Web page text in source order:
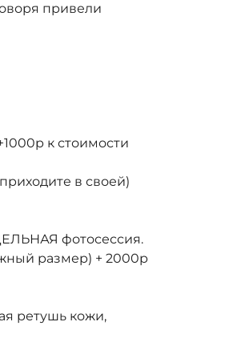
привели
к стоимости
в своей)
фотосессия.
размер) + 2000р
ретушь кожи,